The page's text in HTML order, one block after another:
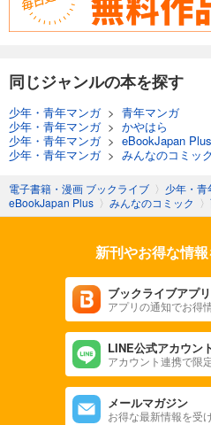
同じジャンルの本を探す
少年・青年マンガ> 青年マンガ
少年・青年マンガ> かやはら
少年・青年マンガ> eBookJapan Plus
少年・青年マンガ> みんなのコミック
電子書籍・漫画 ブックライブ 〉 少年・
eBookJapan Plus 〉 みんなのコミック 〉
新刊やお得な情報
ブックライブアプリ
アプリの通知でお得
LINE公式アカウン
アカウント連携で限
メールマガジン
お得な最新情報を受